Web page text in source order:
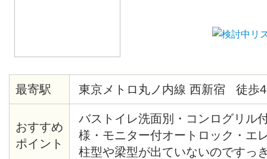
最寄駅 東京メトロ丸ノ内線 西新宿 徒歩
おすすめ
ポイント
バストイレ洗面別・コンログリル
様・モニター付オートロック・エ
柱型や梁型が出ていないのですっ